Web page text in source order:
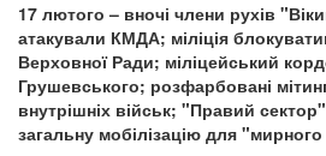
17 лютого – вночі члени рухів
атакували КМДА; міліція
Верховної Ради; міліцейський
Грушевського; розфарбовані
внутрішніх військ; "Правий
загальну мобілізацію для